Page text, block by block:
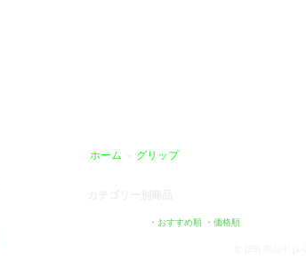
ホーム グリップ
・おすすめ順 ・価格順